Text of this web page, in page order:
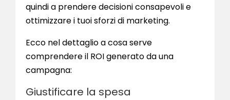
quindi a prendere decisioni consapevoli e
ottimizzare i tuoi sforzi di marketing.
Ecco nel dettaglio a cosa serve
comprendere il ROI generato da una
campagna:
Giustificare la spesa